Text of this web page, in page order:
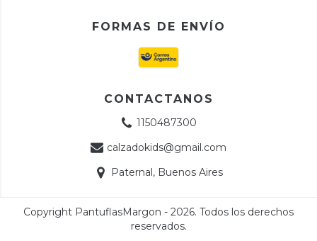
FORMAS DE ENVÍO
CONTACTANOS
1150487300
calzadokids@gmail.com
Paternal, Buenos Aires
Copyright PantuflasMargon - 2026. Todos los derechos
reservados.